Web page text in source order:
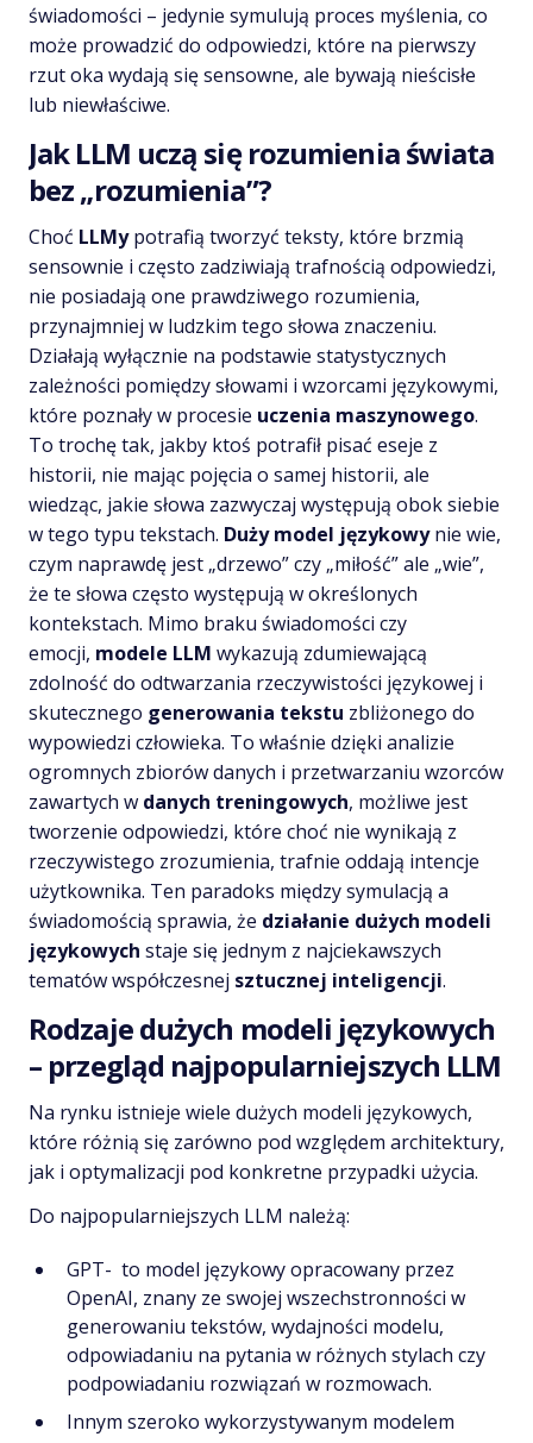
świadomości – jedynie symulują proces myślenia, co
może prowadzić do odpowiedzi, które na pierwszy
rzut oka wydają się sensowne, ale bywają nieścisłe
lub niewłaściwe.
Jak LLM uczą się rozumienia świata
bez „rozumienia”?
Choć LLMypotrafią tworzyć teksty, które brzmią
sensownie i często zadziwiają trafnością odpowiedzi,
nie posiadają one prawdziwego rozumienia,
przynajmniej w ludzkim tego słowa znaczeniu.
Działają wyłącznie na podstawie statystycznych
zależności pomiędzy słowami i wzorcami językowymi,
które poznały w procesie uczenia maszynowego.
To trochę tak, jakby ktoś potrafił pisać eseje z
historii, nie mając pojęcia o samej historii, ale
wiedząc, jakie słowa zazwyczaj występują obok siebie
w tego typu tekstach. Duży model językowynie wie,
czym naprawdę jest „drzewo” czy „miłość” ale „wie”,
że te słowa często występują w określonych
kontekstach. Mimo braku świadomości czy
emocji, modele LLM wykazują zdumiewającą
zdolność do odtwarzania rzeczywistości językowej i
skutecznego generowania tekstu zbliżonego do
wypowiedzi człowieka. To właśnie dzięki analizie
ogromnych zbiorów danych i przetwarzaniu wzorców
zawartych w danych treningowych, możliwe jest
tworzenie odpowiedzi, które choć nie wynikają z
rzeczywistego zrozumienia, trafnie oddają intencje
użytkownika. Ten paradoks między symulacją a
świadomością sprawia, że działanie dużych modeli
językowych staje się jednym z najciekawszych
tematów współczesnej sztucznej inteligencji.
Rodzaje dużych modeli językowych
– przegląd najpopularniejszych LLM
Na rynku istnieje wiele dużych modeli językowych,
które różnią się zarówno pod względem architektury,
jak i optymalizacji pod konkretne przypadki użycia.
Do najpopularniejszych LLM należą:
GPT- to model językowy opracowany przez
OpenAI, znany ze swojej wszechstronności w
generowaniu tekstów, wydajności modelu,
odpowiadaniu na pytania w różnych stylach czy
podpowiadaniu rozwiązań w rozmowach.
Innym szeroko wykorzystywanym modelem